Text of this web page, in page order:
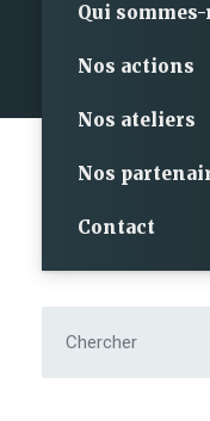
Qui sommes-
Nos actions
Nos ateliers
Nos
Contact